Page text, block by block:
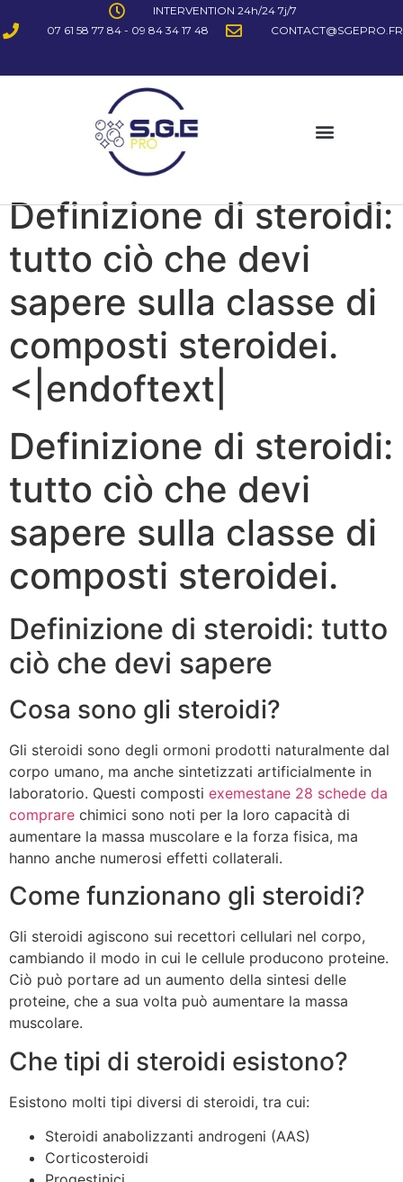
INTERVENTION 24h/24 7j/7
07 61 58 77 84 - 09 84 34 17 48
CONTACT@SGEPRO.FR
Definizione di steroidi:
tutto ciò che devi
sapere sulla classe di
composti steroidei.
<|endoftext|
Definizione di steroidi:
tutto ciò che devi
sapere sulla classe di
composti steroidei.
Definizione di steroidi: tutto
ciò che devi sapere
Cosa sono gli steroidi?
Gli steroidi sono degli ormoni prodotti naturalmente dal
corpo umano, ma anche sintetizzati artificialmente in
laboratorio. Questi composti exemestane 28 schede da
comprare chimici sono noti per la loro capacità di
aumentare la massa muscolare e la forza fisica, ma
hanno anche numerosi effetti collaterali.
Come funzionano gli steroidi?
Gli steroidi agiscono sui recettori cellulari nel corpo,
cambiando il modo in cui le cellule producono proteine.
Ciò può portare ad un aumento della sintesi delle
proteine, che a sua volta può aumentare la massa
muscolare.
Che tipi di steroidi esistono?
Esistono molti tipi diversi di steroidi, tra cui:
Steroidi anabolizzanti androgeni (AAS)
Corticosteroidi